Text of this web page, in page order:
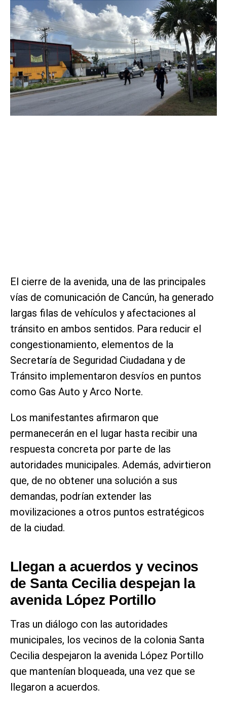
El cierre de la avenida, una de las principales
vías de comunicación de Cancún, ha generado
largas filas de vehículos y afectaciones al
tránsito en ambos sentidos. Para reducir el
congestionamiento, elementos de la
Secretaría de Seguridad Ciudadana y de
Tránsito implementaron desvíos en puntos
como Gas Auto y Arco Norte.
Los manifestantes afirmaron que
permanecerán en el lugar hasta recibir una
respuesta concreta por parte de las
autoridades municipales. Además, advirtieron
que, de no obtener una solución a sus
demandas, podrían extender las
movilizaciones a otros puntos estratégicos
de la ciudad.
Llegan a acuerdos y vecinos
de Santa Cecilia despejan la
avenida López Portillo
Tras un diálogo con las autoridades
municipales, los vecinos de la colonia Santa
Cecilia despejaron la avenida López Portillo
que mantenían bloqueada, una vez que se
llegaron a acuerdos.